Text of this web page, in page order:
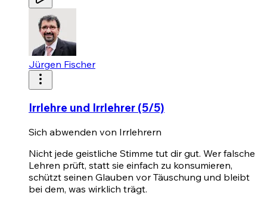
Jürgen Fischer
Irrlehre und Irrlehrer (5/5)
Sich abwenden von Irrlehrern
Nicht jede geistliche Stimme tut dir gut. Wer falsche
Lehren prüft, statt sie einfach zu konsumieren,
schützt seinen Glauben vor Täuschung und bleibt
bei dem, was wirklich trägt.